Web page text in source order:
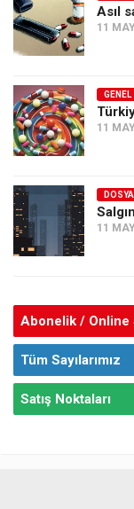
Asıl
11
GENEL
11
DOSYA
11
Abonelik / Online
Tüm Sayılarımız
Satış Noktaları